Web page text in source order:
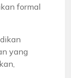
formal
yang